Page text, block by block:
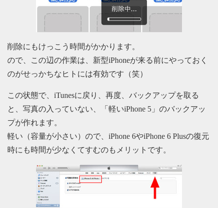
削除にもけっこう時間がかかります。
ので、この辺の作業は、新型iPhoneが来る前にやっておく
のがせっかちなヒトには有効です（笑）
この状態で、iTunesに戻り、再度、バックアップを取る
と、写真の入っていない、「軽いiPhone 5」のバックアッ
プが作れます。
軽い（容量が小さい）ので、iPhone 6やiPhone 6 Plusの復元
時にも時間が少なくてすむのもメリットです。